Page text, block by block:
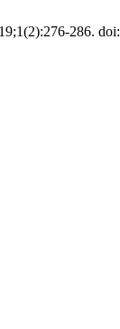
286. doi: